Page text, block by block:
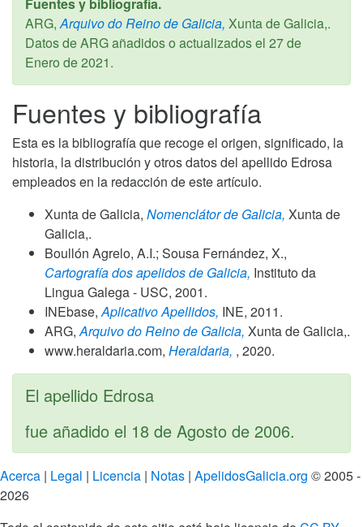
ARG, Arquivo do Reino de Galicia, Xunta de Galicia,.
Datos de ARG añadidos o actualizados el 27 de
Enero de 2021.
Fuentes y bibliografía
Esta es la bibliografía que recoge el origen, significado, la
historia, la distribución y otros datos del apellido Edrosa
empleados en la redacción de este artículo.
Xunta de Galicia, Nomenclátor de Galicia, Xunta de
Galicia,.
Boullón Agrelo, A.I.; Sousa Fernández, X.,
Cartografía dos apelidos de Galicia, Instituto da
Lingua Galega - USC, 2001.
INEbase, Aplicativo Apellidos, INE, 2011.
ARG, Arquivo do Reino de Galicia, Xunta de Galicia,.
www.heraldaria.com, Heraldaria, , 2020.
El apellido Edrosa
fue añadido el 18 de Agosto de 2006.
Acerca | Legal | Licencia | Notas | ApelidosGalicia.org © 2005 -
2026